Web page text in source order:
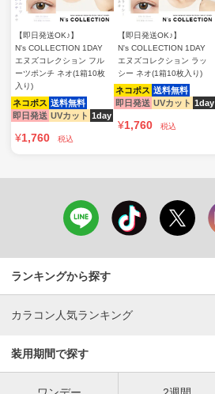
【即日発送OK♪】
N's COLLECTION 1DAY
エヌズコレクション フル
ーツポンチ ネオ(1箱10枚
入り)
ネコポス 送料無料
即日発送 UVカット 1day
¥1,760 税込
【即日発送OK♪】
N's COLLECTION 1DAY
エヌズコレクション ラッ
シー ネオ(1箱10枚入り)
ネコポス 送料無料
即日発送 UVカット 1day
¥1,760 税込
ランキングから探す
カラコン人気ランキング
装用期間で探す